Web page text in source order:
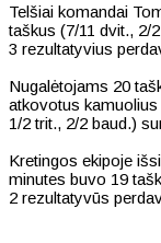
Telšiai komandai
taškus (7/11 dvit., 2/
3 rezultatyvius
Nugalėtojams 20
atkovotus
1/2 trit., 2/2 baud.)
Kretingos ekipoje
minutes buvo 19
2 rezultatyvūs